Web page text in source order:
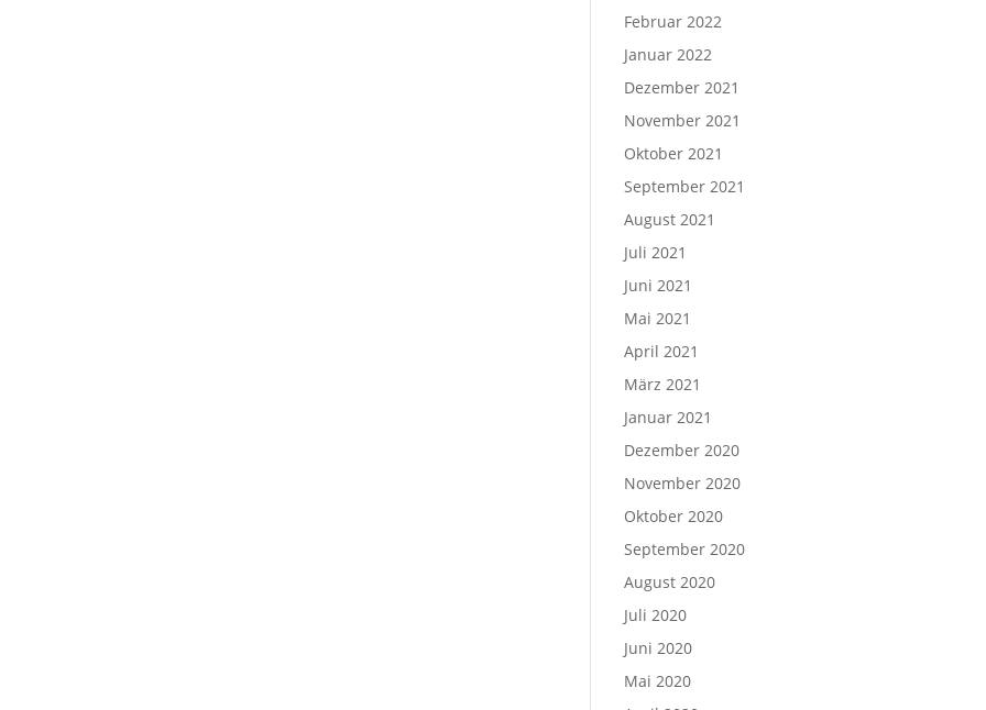
Februar 2022
Januar 2022
Dezember 2021
November 2021
Oktober 2021
September 2021
August 2021
Juli 2021
Juni 2021
Mai 2021
April 2021
März 2021
Januar 2021
Dezember 2020
November 2020
Oktober 2020
September 2020
August 2020
Juli 2020
Juni 2020
Mai 2020